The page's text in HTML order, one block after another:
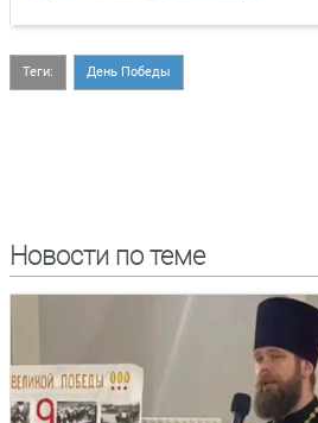
Теги: День Победы
Новости по теме